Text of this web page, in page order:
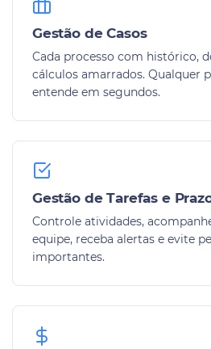
Gestão de Casos
Cada processo com histórico,
cálculos amarrados. Qualquer
entende em segundos.
Gestão de Tarefas e
Controle atividades,
equipe, receba alertas e evite
importantes.